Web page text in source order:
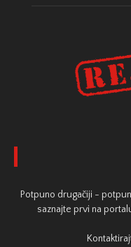
Potpuno drugačiji -
saznajte prvi na